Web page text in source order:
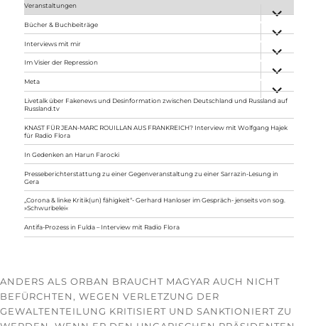
Veranstaltungen
anzeigen
Bücher & Buchbeiträge
anzeigen
Interviews mit mir
anzeigen
Im Visier der Repression
anzeigen
Meta
anzeigen
Livetalk über Fakenews und Desinformation zwischen Deutschland und Russland auf
Russland.tv
KNAST FÜR JEAN-MARC ROUILLAN AUS FRANKREICH? Interview mit Wolfgang Hajek
für Radio Flora
In Gedenken an Harun Farocki
Presseberichterstattung zu einer Gegenveranstaltung zu einer Sarrazin-Lesung in
Gera
„Corona & linke Kritik(un) fähigkeit“- Gerhard Hanloser im Gespräch- jenseits von sog.
»Schwurbelei«
Antifa-Prozess in Fulda – Interview mit Radio Flora
ANDERS ALS ORBAN BRAUCHT MAGYAR AUCH NICHT
BEFÜRCHTEN, WEGEN VERLETZUNG DER
GEWALTENTEILUNG KRITISIERT UND SANKTIONIERT ZU